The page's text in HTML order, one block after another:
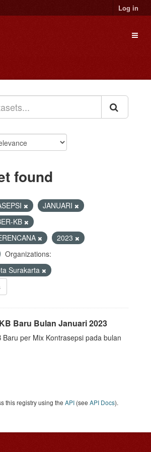
Log in
found
JANUARI
KB
2023
Organizations:
Surakarta
Baru Bulan Januari 2023
Baru per Mix Kontrasepsi pada bulan
this registry using the API (see API Docs).